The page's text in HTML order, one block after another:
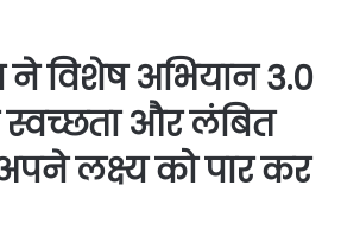
ने विशेष अभियान 3.0
और लंबित
लक्ष्य को पार कर